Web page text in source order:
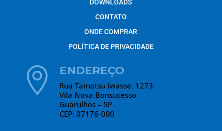
DOWNLOADS
CONTATO
ONDE COMPRAR
POLÍTICA DE PRIVACIDADE
 ENDEREÇO
Rua Tamotsu Iwasse, 1273
Vila Nova Bonsucesso
Guarulhos – SP
CEP: 07176-000